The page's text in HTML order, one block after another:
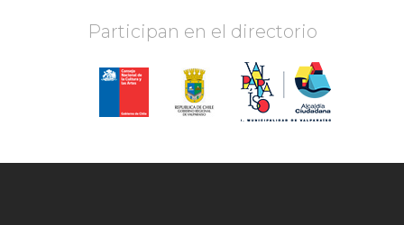
Participan en el directorio